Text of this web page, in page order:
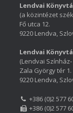
Lendvai
(a közintézet
Fő utca 12.
9220 Lendva,
Lendvai
(Lendvai
Zala György tér 1.
9220 Lendva,
+386 (0)2 577
+386 (0)2 577